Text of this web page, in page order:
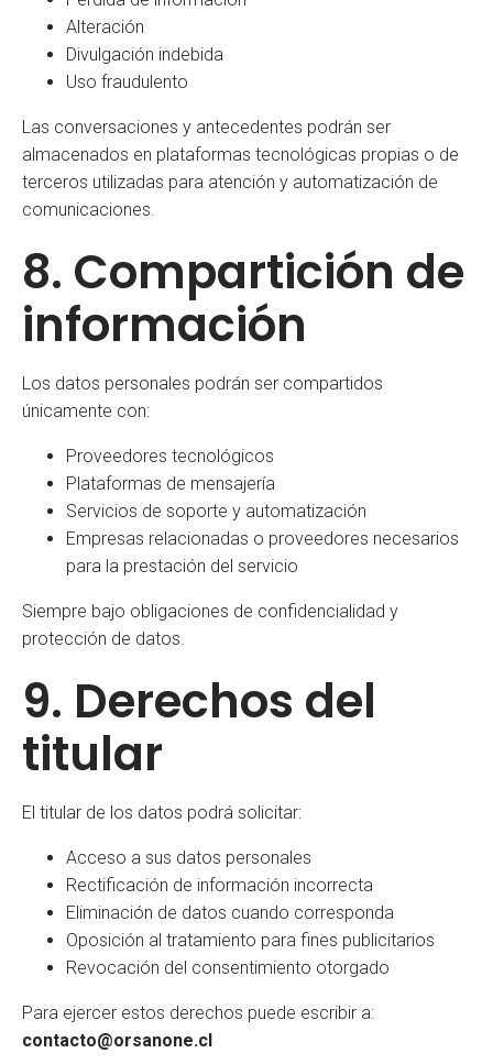
Alteración
Divulgación indebida
Uso fraudulento
Las conversaciones y antecedentes podrán ser
almacenados en plataformas tecnológicas propias o de
terceros utilizadas para atención y automatización de
comunicaciones.
8. Compartición de
información
Los datos personales podrán ser compartidos
únicamente con:
Proveedores tecnológicos
Plataformas de mensajería
Servicios de soporte y automatización
Empresas relacionadas o proveedores necesarios
para la prestación del servicio
Siempre bajo obligaciones de confidencialidad y
protección de datos.
9. Derechos del
titular
El titular de los datos podrá solicitar:
Acceso a sus datos personales
Rectificación de información incorrecta
Eliminación de datos cuando corresponda
Oposición al tratamiento para fines publicitarios
Revocación del consentimiento otorgado
Para ejercer estos derechos puede escribir a:
contacto@orsanone.cl